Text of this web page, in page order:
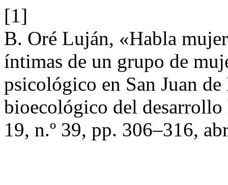
[1]
B. Oré Luján, «Habla
íntimas de un grupo de
psicológico en San Juan
bioecológico del
19, n.º 39, pp. 306–316,